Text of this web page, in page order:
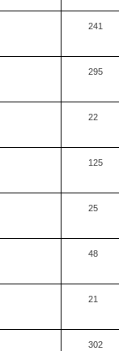
241
295
22
125
25
48
21
302